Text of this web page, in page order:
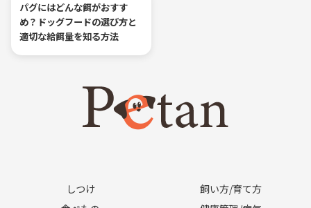
パグにはどんな餌がおすす
め？ドッグフードの選び方と
適切な給餌量を知る方法
しつけ
飼い方/育て方